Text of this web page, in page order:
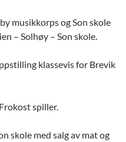
musikkorps og Son skole
– Solhøy – Son skole.
klassevis for Brevik
spiller.
skole med salg av mat og